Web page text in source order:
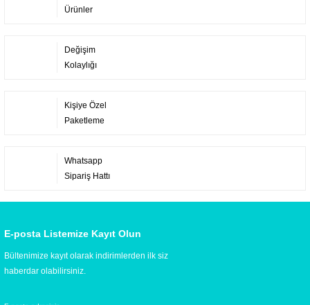
Ürünler
Değişim
Kolaylığı
Kişiye Özel
Paketleme
Whatsapp
Sipariş Hattı
E-posta Listemize Kayıt Olun
Bültenimize kayıt olarak indirimlerden ilk siz
haberdar olabilirsiniz.